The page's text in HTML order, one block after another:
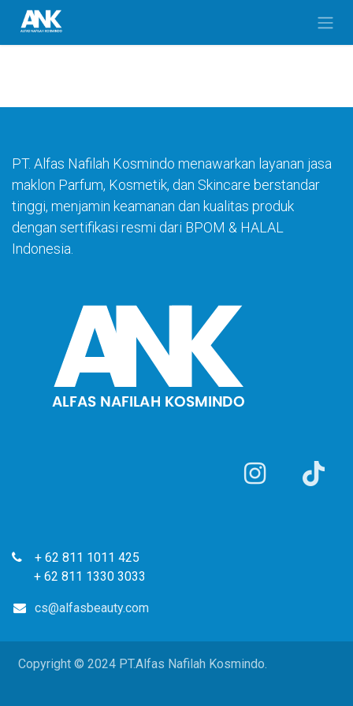
Skip to Content
PT. Alfas Nafilah Kosmindo menawarkan layanan jasa
maklon Parfum, Kosmetik, dan Skincare berstandar
tinggi, menjamin keamanan dan kualitas produk
dengan sertifikasi resmi dari BPOM & HALAL
Indonesia.
​ + 62 811 1011 425
+ 62 811 1330 3033
cs@alfasbeauty.com
Copyright © 2024 PT.Alfas Nafilah Kosmindo.